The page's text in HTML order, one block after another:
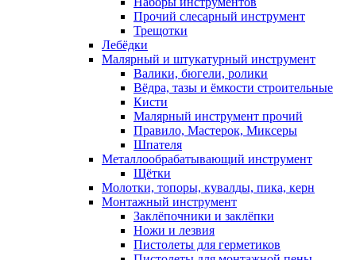
Прочий слесарный инструмент
Трещотки
Лебёдки
Малярный и штукатурный инструмент
Валики, бюгели, ролики
Вёдра, тазы и ёмкости строительные
Кисти
Малярный инструмент прочий
Правило, Мастерок, Миксеры
Шпателя
Металлообрабатывающий инструмент
Щётки
Молотки, топоры, кувалды, пика, керн
Монтажный инструмент
Заклёпочники и заклёпки
Ножи и лезвия
Пистолеты для герметиков